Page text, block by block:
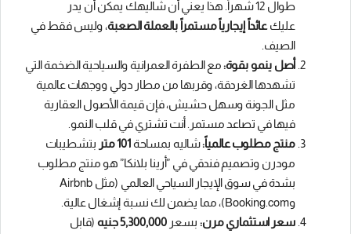
طوال 12 شهراً. هذا يعني أن شاليهك يمكن أن يدر
عليكعائداً إيجارياً مستمراً بالعملة الصعبة، وليس فقط في
الصيف.
أصل ينمو بقوة:مع الطفرة العمرانية والسياحية الضخمة التي
تشهدها الغردقة، وقربها من مطار دولي ووجهات عالمية
مثل الجونة وسهل حشيش، فإن قيمة الأصول العقارية
فيها في تصاعد مستمر. أنت تشتري في قلب النمو.
منتج مطلوب عالمياً:شاليه بمساحة101 متر
بتشطيبات
مودرن وتصميم فندقي في ”أرينا بلانكا” هو منتج مطلوب
بشدة في سوق الإيجار السياحي العالمي (مثل Airbnb
وBooking.com)، مما يضمن لك نسبة إشغال عالية.
سعر استثماري مرن: بسعر 5,300,000 جنيه
(قابل